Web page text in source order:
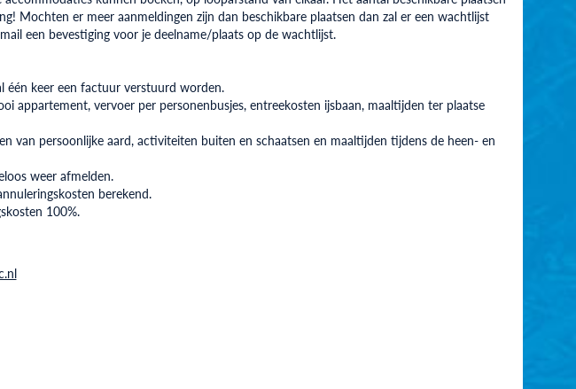
Mochten er meer aanmeldingen zijn dan beschikbare plaatsen dan zal er een wachtlijst
een bevestiging voor je deelname/plaats op de wachtlijst.
één keer een factuur verstuurd worden.
appartement, vervoer per personenbusjes, entreekosten ijsbaan, maaltijden ter plaatse
van persoonlijke aard, activiteiten buiten en schaatsen en maaltijden tijdens de heen- en
weer afmelden.
berekend.
100%.